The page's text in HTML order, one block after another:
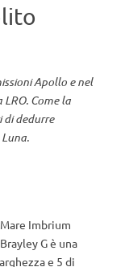
Apollo e nel
Come la
di dedurre
Imbrium
G è una
e 5 di